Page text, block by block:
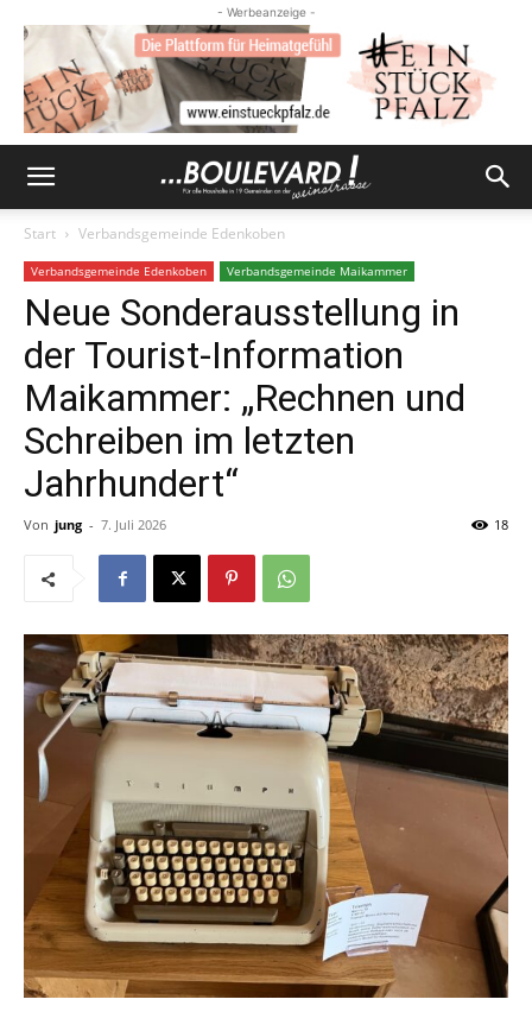
- Werbeanzeige -
Start Verbandsgemeinde Edenkoben
Verbandsgemeinde Edenkoben Verbandsgemeinde Maikammer
Neue Sonderausstellung in
der Tourist-Information
Maikammer: „Rechnen und
Schreiben im letzten
Jahrhundert“
Von jung - 7. Juli 2026 18